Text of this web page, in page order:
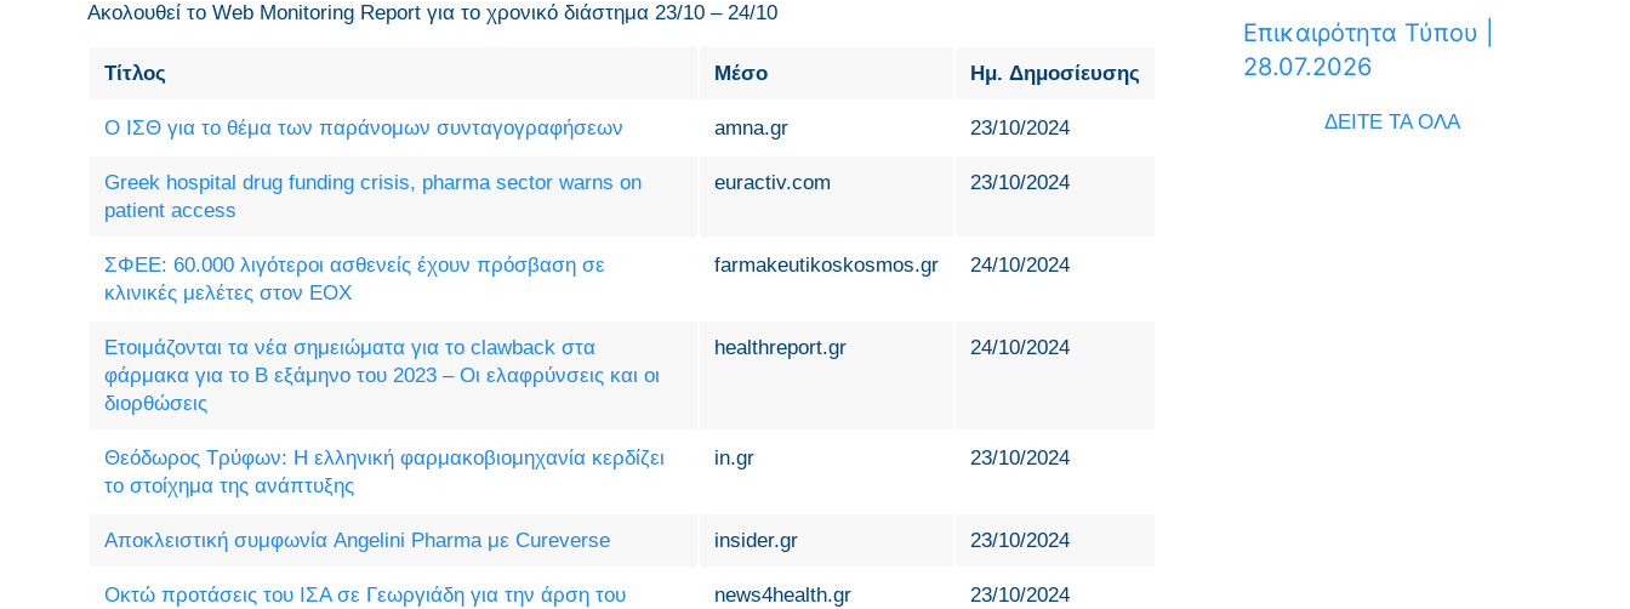
Ακολουθεί το Web Monitoring Report για τo χρονικό διάστημα 23/10 – 24/10
Τίτλος Μέσο Ημ. Δημοσίευσης
Ο ΙΣΘ για το θέμα των παράνομων συνταγογραφήσεων amna.gr 23/10/2024
Greek hospital drug funding crisis, pharma sector warns on
patient access
euractiv.com 23/10/2024
ΣΦΕΕ: 60.000 λιγότεροι ασθενείς έχουν πρόσβαση σε
κλινικές μελέτες στον ΕΟΧ
farmakeutikoskosmos.gr 24/10/2024
Ετοιμάζονται τα νέα σημειώματα για το clawback στα
φάρμακα για το Β εξάμηνο του 2023 – Οι ελαφρύνσεις και οι
διορθώσεις
healthreport.gr 24/10/2024
Θεόδωρος Τρύφων: Η ελληνική φαρμακοβιομηχανία κερδίζει
το στοίχημα της ανάπτυξης
in.gr 23/10/2024
Αποκλειστική συμφωνία Angelini Pharma με Cureverse insider.gr 23/10/2024
Οκτώ προτάσεις του ΙΣΑ σε Γεωργιάδη για την άρση του
news4health.gr 23/10/2024
Επικαιρότητα Τύπου |
28.07.2026
ΔΕΙΤΕ ΤΑ ΟΛΑ